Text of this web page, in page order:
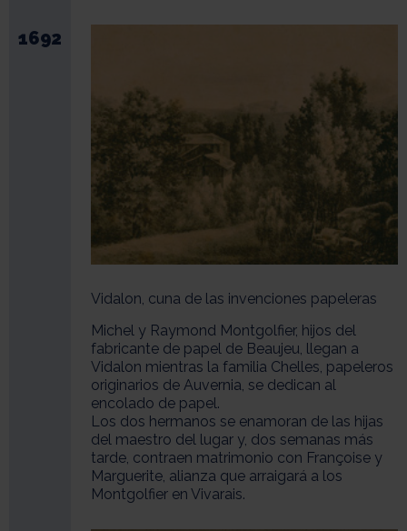
1692
Vidalon, cuna de las invenciones papeleras
Michel y Raymond Montgolfier, hijos del
fabricante de papel de Beaujeu, llegan a
Vidalon mientras la familia Chelles, papeleros
originarios de Auvernia, se dedican al
encolado de papel.
Los dos hermanos se enamoran de las hijas
del maestro del lugar y, dos semanas más
tarde, contraen matrimonio con Françoise y
Marguerite, alianza que arraigará a los
Montgolfier en Vivarais.